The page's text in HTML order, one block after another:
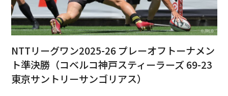
NTTリーグワン2025-26 プレーオフトーナメン
ト準決勝（コベルコ神戸スティーラーズ 69-23
東京サントリーサンゴリアス）